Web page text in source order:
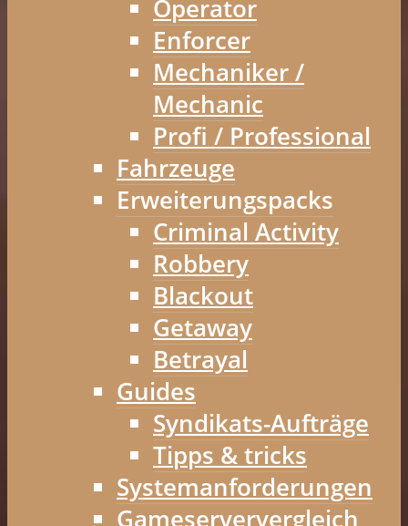
Operator
Enforcer
Mechaniker /
Mechanic
Profi / Professional
Fahrzeuge
Erweiterungspacks
Criminal Activity
Robbery
Blackout
Getaway
Betrayal
Guides
Syndikats-Aufträge
Tipps & tricks
Systemanforderungen
Gameserververgleich